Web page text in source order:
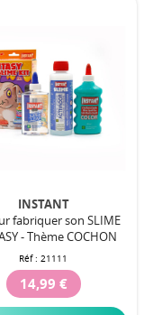
INSTANT
fabriquer son SLIME
- Thème COCHON
Réf : 21111
14,99 €